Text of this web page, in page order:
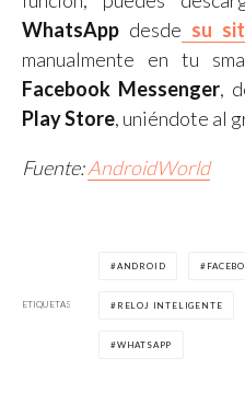
WhatsApp desde su
manualmente en tu
Facebook Messenger,
Play Store, uniéndote al
Fuente:AndroidWorld
ETIQUETAS
ANDROID
RELOJ INTELIGENTE
WHATSAPP